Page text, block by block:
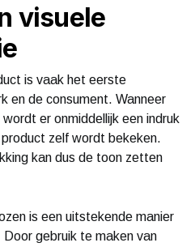
visuele
is vaak het eerste
en de consument. Wanneer
er onmiddellijk een indruk
zelf wordt bekeken.
kan dus de toon zetten
is een uitstekende manier
gebruik te maken van